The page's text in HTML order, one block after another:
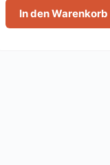
In den Warenkorb